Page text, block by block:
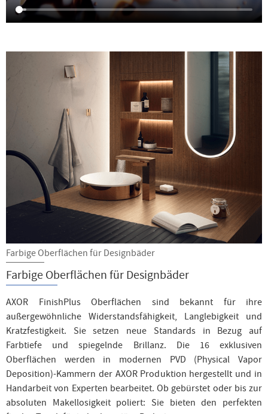
Farbige Oberflächen für Designbäder
Farbige Oberflächen für Designbäder
AXOR FinishPlus Oberflächen sind bekannt für ihre
außergewöhnliche Widerstandsfähigkeit, Langlebigkeit und
Kratzfestigkeit. Sie setzen neue Standards in Bezug auf
Farbtiefe und spiegelnde Brillanz. Die 16 exklusiven
Oberflächen werden in modernen PVD (Physical Vapor
Deposition)-Kammern der AXOR Produktion hergestellt und in
Handarbeit von Experten bearbeitet. Ob gebürstet oder bis zur
absoluten Makellosigkeit poliert: Sie bieten den perfekten